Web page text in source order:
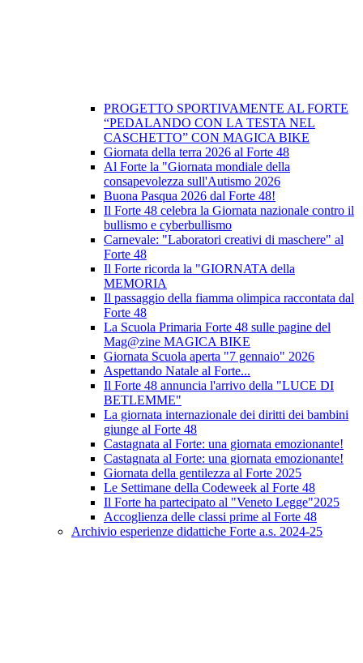
PROGETTO SPORTIVAMENTE AL FORTE
“PEDALANDO CON LA TESTA NEL
CASCHETTO” CON MAGICA BIKE
Giornata della terra 2026 al Forte 48
Al Forte la "Giornata mondiale della
consapevolezza sull'Autismo 2026
Buona Pasqua 2026 dal Forte 48!
Il Forte 48 celebra la Giornata nazionale contro il
bullismo e cyberbullismo
Carnevale: "Laboratori creativi di maschere" al
Forte 48
Il Forte ricorda la "GIORNATA della
MEMORIA
Il passaggio della fiamma olimpica raccontata dal
Forte 48
La Scuola Primaria Forte 48 sulle pagine del
Mag@zine MAGICA BIKE
Giornata Scuola aperta "7 gennaio" 2026
Aspettando Natale al Forte...
Il Forte 48 annuncia l'arrivo della "LUCE DI
BETLEMME"
La giornata internazionale dei diritti dei bambini
giunge al Forte 48
Castagnata al Forte: una giornata emozionante!
Castagnata al Forte: una giornata emozionante!
Giornata della gentilezza al Forte 2025
Le Settimane della Codeweek al Forte 48
Il Forte ha partecipato al "Veneto Legge"2025
Accoglienza delle classi prime al Forte 48
Archivio esperienze didattiche Forte a.s. 2024-25